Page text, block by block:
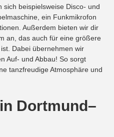
beispielsweise Disco- und
ein Funkmikrofon
Außerdem bieten wir dir
an, das auch für eine größere
Dabei übernehmen wir
Auf- und Abbau! So sorgt
tanzfreudige Atmosphäre und
Dortmund–